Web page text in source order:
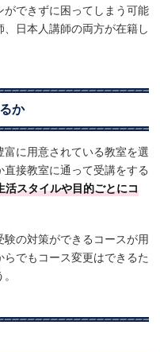
できずに困ってしまう可能
日本人講師の両方が在籍し
か
に用意されている教室を選
接教室に通って受講をする
活スタイルや目的ごとにコ
の対策ができるコースが用
でもコース変更はできるた